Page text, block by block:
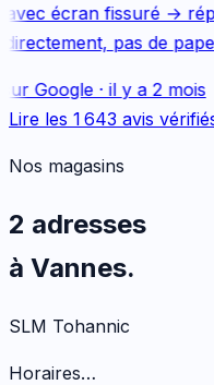
écran fissuré →
pas de
Google· il y a 2 mois
Lire les 1 643 avis
Nos magasins
2 adresses
à Vannes.
SLM Tohannic
Horaires…